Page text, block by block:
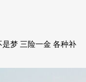
梦 三险一金 各种补